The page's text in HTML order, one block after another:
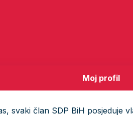
Moj profil
svaki član SDP BiH posjeduje